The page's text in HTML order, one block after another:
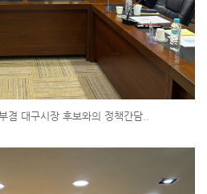
대구시장 후보와의 정책간담..